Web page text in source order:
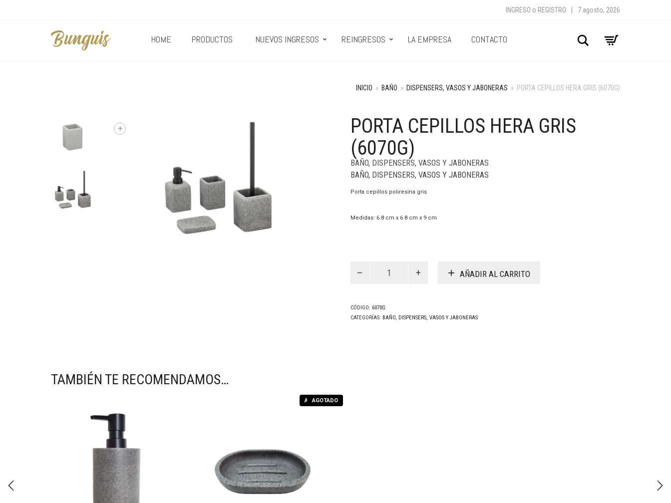
INGRESO o REGISTRO 7 agosto, 2026
HOME PRODUCTOS NUEVOS INGRESOS REINGRESOS LA EMPRESA CONTACTO Buscar
INICIO » BAÑO » DISPENSERS, VASOS Y JABONERAS » PORTA CEPILLOS HERA GRIS (6070G)
+
PORTA CEPILLOS HERA GRIS
(6070G)
BAÑO, DISPENSERS, VASOS Y JABONERAS
BAÑO, DISPENSERS, VASOS Y JABONERAS
Porta cepillos poliresina gris
Medidas: 6.8 cm x 6.8 cm x 9 cm
Cepillos
AÑADIR AL CARRITO
CÓDIGO: 6070G
CATEGORÍAS: BAÑO, DISPENSERS, VASOS Y JABONERAS
TAMBIÉN TE RECOMENDAMOS…
AGOTADO
AGOTADO